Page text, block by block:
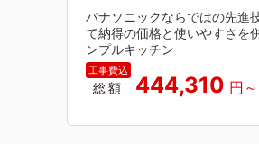
パナソニックならではの先進
て納得の価格と使いやすさを
ンプルキッチン
総額 444,310